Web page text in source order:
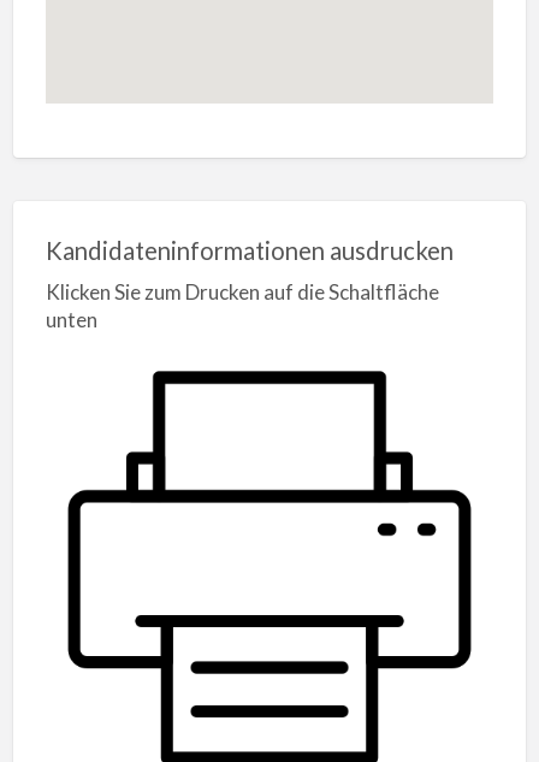
Kandidateninformationen ausdrucken
Klicken Sie zum Drucken auf die Schaltfläche
unten